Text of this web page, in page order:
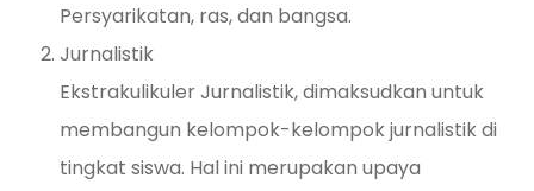
Persyarikatan, ras, dan bangsa.
Jurnalistik
Ekstrakulikuler Jurnalistik, dimaksudkan untuk
membangun kelompok-kelompok jurnalistik di
tingkat siswa. Hal ini merupakan upaya